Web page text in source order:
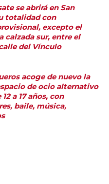
se abrirá en San
totalidad con
excepto el
calzada sur, entre el
del Vínculo
acoge de nuevo la
de ocio alternativo
a 17 años, con
baile, música,